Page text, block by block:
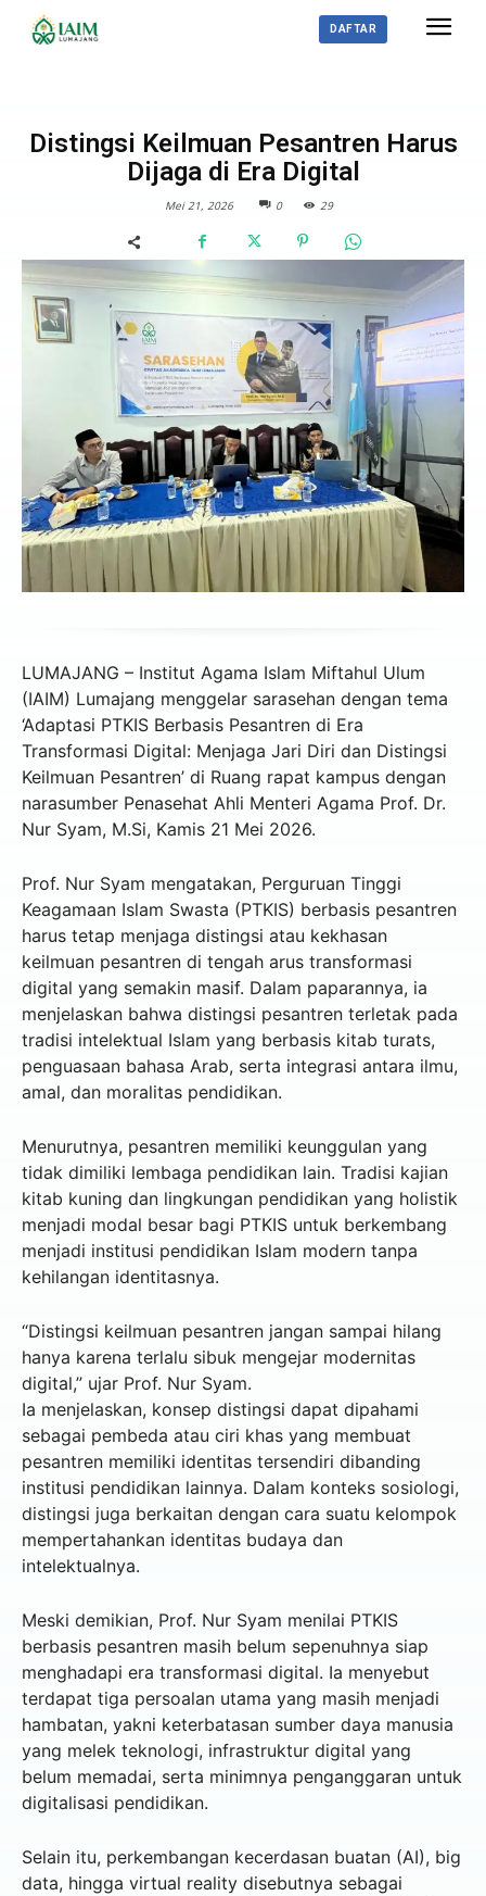
DAFTAR
Distingsi Keilmuan Pesantren Harus
Dijaga di Era Digital
Mei 21, 2026 0 29
LUMAJANG – Institut Agama Islam Miftahul Ulum
(IAIM) Lumajang menggelar sarasehan dengan tema
‘Adaptasi PTKIS Berbasis Pesantren di Era
Transformasi Digital: Menjaga Jari Diri dan Distingsi
Keilmuan Pesantren’ di Ruang rapat kampus dengan
narasumber Penasehat Ahli Menteri Agama Prof. Dr.
Nur Syam, M.Si, Kamis 21 Mei 2026.
Prof. Nur Syam mengatakan, Perguruan Tinggi
Keagamaan Islam Swasta (PTKIS) berbasis pesantren
harus tetap menjaga distingsi atau kekhasan
keilmuan pesantren di tengah arus transformasi
digital yang semakin masif. Dalam paparannya, ia
menjelaskan bahwa distingsi pesantren terletak pada
tradisi intelektual Islam yang berbasis kitab turats,
penguasaan bahasa Arab, serta integrasi antara ilmu,
amal, dan moralitas pendidikan.
Menurutnya, pesantren memiliki keunggulan yang
tidak dimiliki lembaga pendidikan lain. Tradisi kajian
kitab kuning dan lingkungan pendidikan yang holistik
menjadi modal besar bagi PTKIS untuk berkembang
menjadi institusi pendidikan Islam modern tanpa
kehilangan identitasnya.
“Distingsi keilmuan pesantren jangan sampai hilang
hanya karena terlalu sibuk mengejar modernitas
digital,” ujar Prof. Nur Syam.
Ia menjelaskan, konsep distingsi dapat dipahami
sebagai pembeda atau ciri khas yang membuat
pesantren memiliki identitas tersendiri dibanding
institusi pendidikan lainnya. Dalam konteks sosiologi,
distingsi juga berkaitan dengan cara suatu kelompok
mempertahankan identitas budaya dan
intelektualnya.
Meski demikian, Prof. Nur Syam menilai PTKIS
berbasis pesantren masih belum sepenuhnya siap
menghadapi era transformasi digital. Ia menyebut
terdapat tiga persoalan utama yang masih menjadi
hambatan, yakni keterbatasan sumber daya manusia
yang melek teknologi, infrastruktur digital yang
belum memadai, serta minimnya penganggaran untuk
digitalisasi pendidikan.
Selain itu, perkembangan kecerdasan buatan (AI), big
data, hingga virtual reality disebutnya sebagai